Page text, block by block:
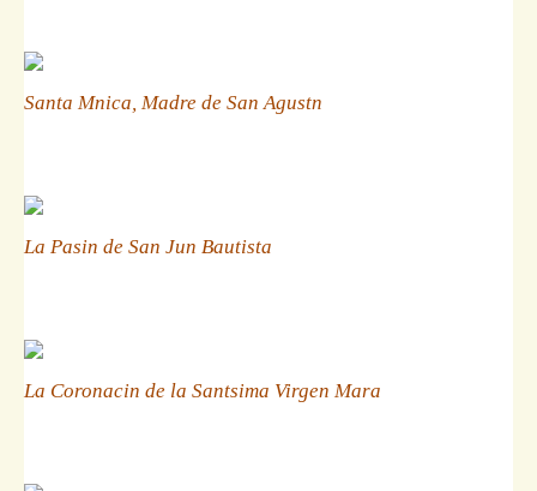
Santa Mnica, Madre de San Agustn
La Pasin de San Jun Bautista
La Coronacin de la Santsima Virgen Mara